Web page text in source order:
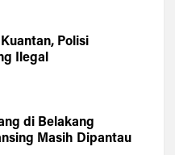
Polisi
Ilegal
di Belakang
Masih Dipantau